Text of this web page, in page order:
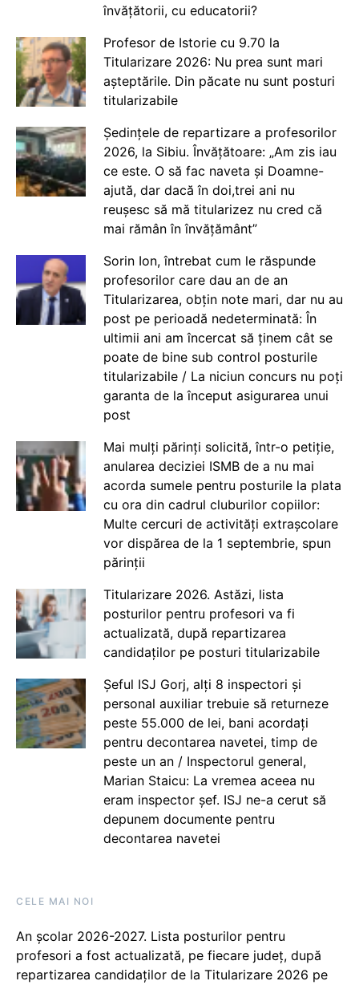
învățătorii, cu educatorii?
Profesor de Istorie cu 9.70 la
Titularizare 2026: Nu prea sunt mari
așteptările. Din păcate nu sunt posturi
titularizabile
Ședințele de repartizare a profesorilor
2026, la Sibiu. Învățătoare: „Am zis iau
ce este. O să fac naveta și Doamne-
ajută, dar dacă în doi,trei ani nu
reușesc să mă titularizez nu cred că
mai rămân în învățământ”
Sorin Ion, întrebat cum le răspunde
profesorilor care dau an de an
Titularizarea, obțin note mari, dar nu au
post pe perioadă nedeterminată: În
ultimii ani am încercat să ținem cât se
poate de bine sub control posturile
titularizabile / La niciun concurs nu poți
garanta de la început asigurarea unui
post
Mai mulți părinți solicită, într-o petiție,
anularea deciziei ISMB de a nu mai
acorda sumele pentru posturile la plata
cu ora din cadrul cluburilor copiilor:
Multe cercuri de activități extrașcolare
vor dispărea de la 1 septembrie, spun
părinții
Titularizare 2026. Astăzi, lista
posturilor pentru profesori va fi
actualizată, după repartizarea
candidaților pe posturi titularizabile
Șeful ISJ Gorj, alți 8 inspectori și
personal auxiliar trebuie să returneze
peste 55.000 de lei, bani acordați
pentru decontarea navetei, timp de
peste un an / Inspectorul general,
Marian Staicu: La vremea aceea nu
eram inspector șef. ISJ ne-a cerut să
depunem documente pentru
decontarea navetei
CELE MAI NOI
An școlar 2026-2027. Lista posturilor pentru
profesori a fost actualizată, pe fiecare județ, după
repartizarea candidaților de la Titularizare 2026 pe